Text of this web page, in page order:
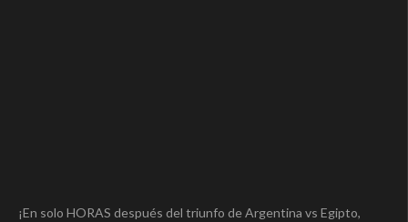
¡En solo HORAS después del triunfo de Argentina vs Egipto,